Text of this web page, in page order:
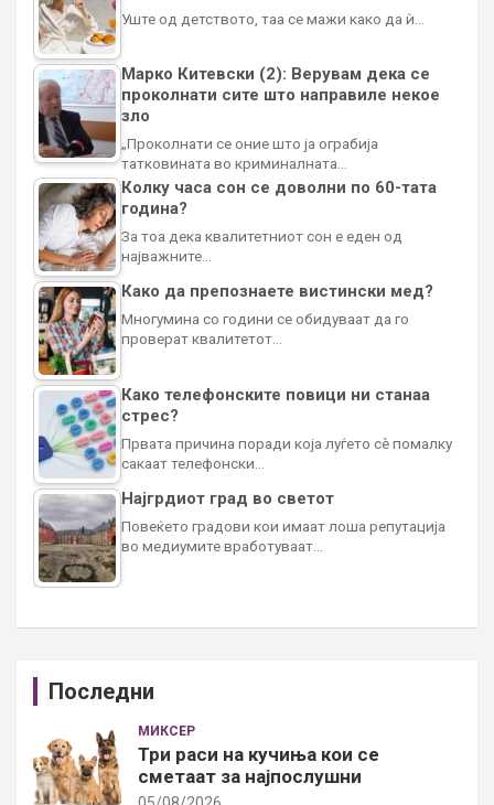
Уште од детството, таа се мажи како да ѝ…
Марко Китевски (2): Верувам дека се
проколнати сите што направиле некое
зло
„Проколнати се оние што ја ограбија
татковината во криминалната…
Колку часа сон се доволни по 60-тата
година?
За тоа дека квалитетниот сон е еден од
најважните…
Како да препознаете вистински мед?
Многумина со години се обидуваат да го
проверат квалитетот…
Како телефонските повици ни станаа
стрес?
Првата причина поради која луѓето сè помалку
сакаат телефонски…
Најгрдиот град во светот
Повеќето градови кои имаат лоша репутација
во медиумите вработуваат…
Последни
МИКСЕР
Три раси на кучиња кои се
сметаат за најпослушни